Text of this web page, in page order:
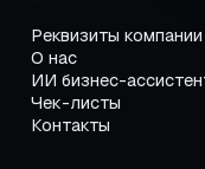
Реквизиты компании
О нас
ИИ бизнес-
Чек-листы
Контакты